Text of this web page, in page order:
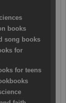
books
song books
for
for teens